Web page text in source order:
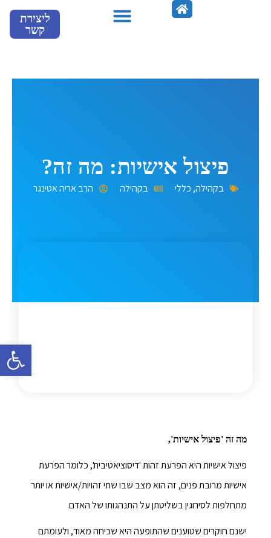
ליצירת
קשר
פיצול אישיות: מה זה?
בקהילה, כללי בקהילה הרב אריה אטינגר
מה זה 'פיצול אישיות',
פיצול אישיות היא הפרעת זהות 'דיסוציאטיבית', כלומר הפרעת
אישיות מרובת פנים, זה הוא מצב שבו שתי זהויות/אישיות או יותר
מתחלפות לסירוגין בשליטתן על התנהגותו של האדם.
ישנם חוקרים שטוענים שהתופעה היא שכיחה מאוד, ולעומתם
פתח